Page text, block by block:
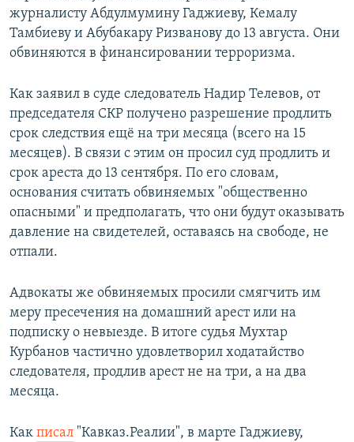
журналисту Абдулмумину Гаджиеву, Кемалу
Тамбиеву и Абубакару Ризванову до 13 августа. Они
обвиняются в финансировании терроризма.
Как заявил в суде следователь Надир Телевов, от
председателя СКР получено разрешение продлить
срок следствия ещё на три месяца (всего на 15
месяцев). В связи с этим он просил суд продлить и
срок ареста до 13 сентября. По его словам,
основания считать обвиняемых "общественно
опасными" и предполагать, что они будут оказывать
давление на свидетелей, оставаясь на свободе, не
отпали.
Адвокаты же обвиняемых просили смягчить им
меру пресечения на домашний арест или на
подписку о невыезде. В итоге судья Мухтар
Курбанов частично удовлетворил ходатайство
следователя, продлив арест не на три, а на два
месяца.
Как писал "Кавказ.Реалии", в марте Гаджиеву,